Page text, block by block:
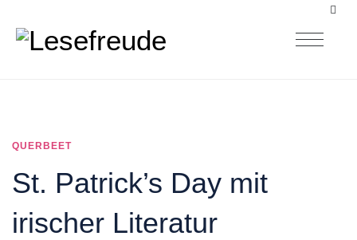
QUERBEET
St. Patrick’s Day mit
irischer Literatur